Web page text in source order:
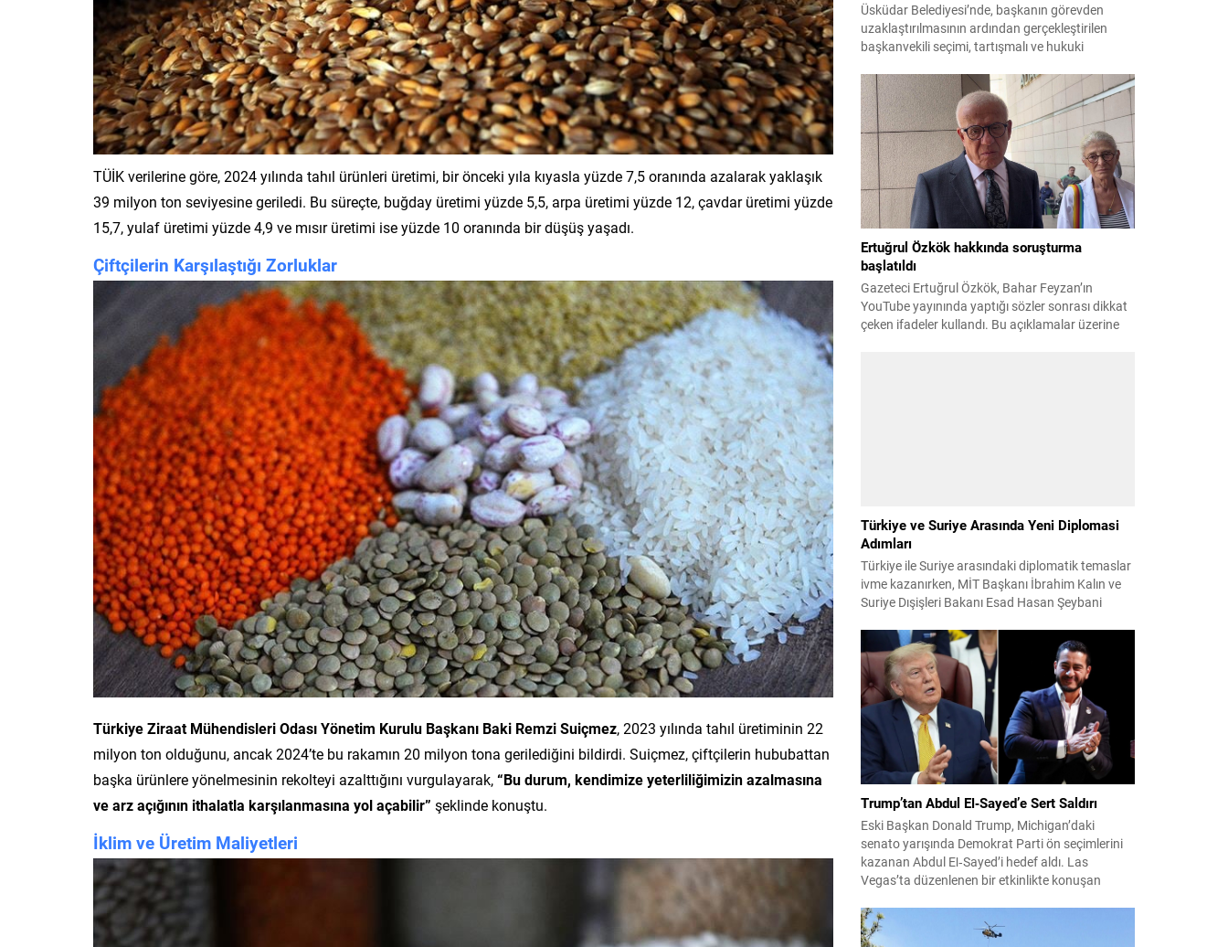
TÜİK verilerine göre, 2024 yılında tahıl ürünleri üretimi, bir önceki yıla kıyasla yüzde 7,5 oranında azalarak yaklaşık
39 milyon ton seviyesine geriledi. Bu süreçte, buğday üretimi yüzde 5,5, arpa üretimi yüzde 12, çavdar üretimi yüzde
15,7, yulaf üretimi yüzde 4,9 ve mısır üretimi ise yüzde 10 oranında bir düşüş yaşadı.
Çiftçilerin Karşılaştığı Zorluklar
Türkiye Ziraat Mühendisleri Odası Yönetim Kurulu Başkanı Baki Remzi Suiçmez, 2023 yılında tahıl üretiminin 22
milyon ton olduğunu, ancak 2024’te bu rakamın 20 milyon tona gerilediğini bildirdi. Suiçmez, çiftçilerin hububattan
başka ürünlere yönelmesinin rekolteyi azalttığını vurgulayarak,“Bu durum, kendimize yeterliliğimizin azalmasına
ve arz açığının ithalatla karşılanmasına yol açabilir” şeklinde konuştu.
İklim ve Üretim Maliyetleri
Üsküdar Belediyesi’nde, başkanın görevden
uzaklaştırılmasının ardından gerçekleştirilen
başkanvekili seçimi, tartışmalı ve hukuki
geldi. Yapılan oylamada usul ve gizlilikle ilgili
ciddi iddialar ortaya atıldı; bazı oyların geçersiz
sayılması ve meclis içindeki yönlendirmeler
kamuoyunda tepkilere yol açtı. Seçim sürecinde
yaşanan gelişmeler, parti grupları arasındaki
gerilimi artırdı. CHP’nin...
Ertuğrul Özkök hakkında soruşturma
başlatıldı
Gazeteci Ertuğrul Özkök, Bahar Feyzan’ın
YouTube yayınında yaptığı sözler sonrası dikkat
çeken ifadeler kullandı. Bu açıklamalar üzerine
Türkiye ve Suriye Arasında Yeni Diplomasi
Adımları
Türkiye ile Suriye arasındaki diplomatik temaslar
ivme kazanırken, MİT Başkanı İbrahim Kalın ve
Suriye Dışişleri Bakanı Esad Hasan Şeybani
arasındaki iş birliği imkanları ve bölgesel istikrar
konuları detaylı şekilde ele alındı. Taraflar, komşu
ülkelerle ilişkilerin güçlendirilmesinin gerekliliği
üzerinde mutabık kaldı; ayrıca Suriye-Lübnan
ilişkilerine...
Trump’tan Abdul El‑Sayed’e Sert Saldırı
Eski Başkan Donald Trump, Michigan’daki
senato yarışında Demokrat Parti ön seçimlerini
kazanan Abdul El‑Sayed’i hedef aldı. Las
Vegas’ta düzenlenen bir etkinlikte konuşan
karşı olumsuz duygular taşıyan bir kişi olmakla
suçladı ve onu “komünist” olarak nitelendirdi.